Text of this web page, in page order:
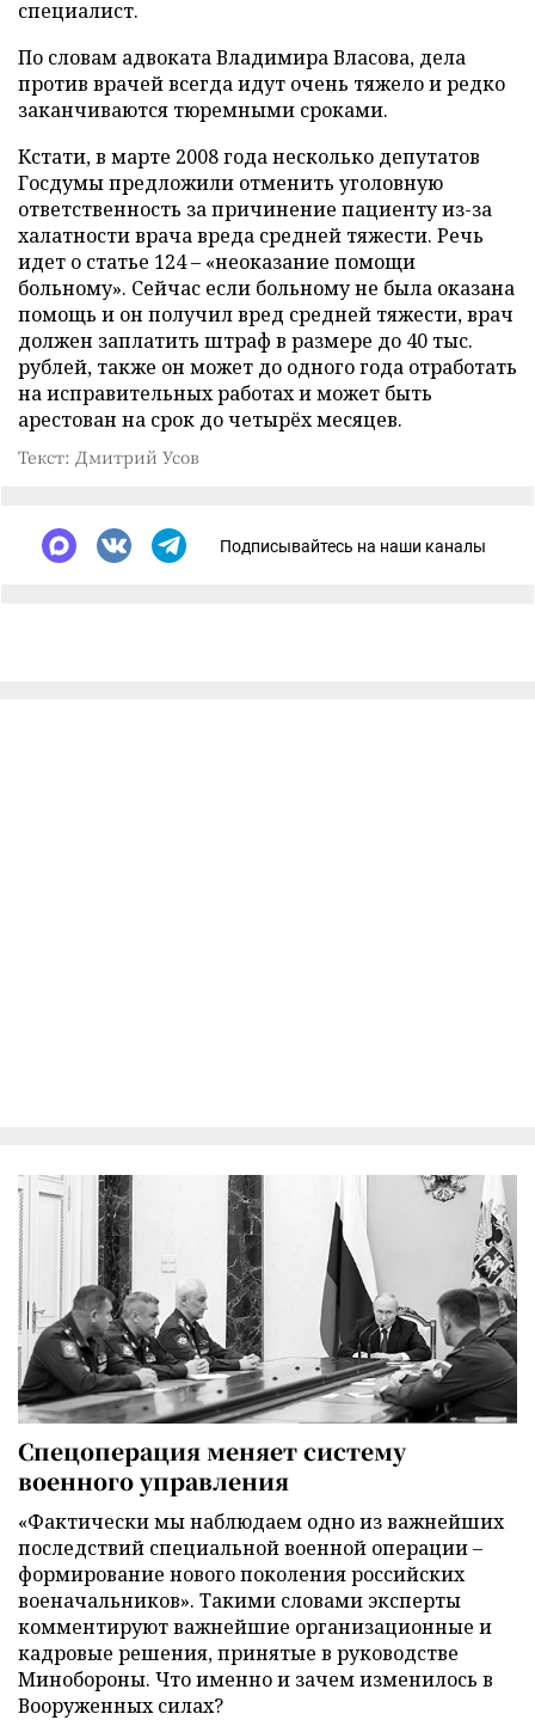
специалист.
По словам адвоката Владимира Власова, дела
против врачей всегда идут очень тяжело и редко
заканчиваются тюремными сроками.
Кстати, в марте 2008 года несколько депутатов
Госдумы предложили отменить уголовную
ответственность за причинение пациенту из-за
халатности врача вреда средней тяжести. Речь
идет о статье 124 – «неоказание помощи
больному». Сейчас если больному не была оказана
помощь и он получил вред средней тяжести, врач
должен заплатить штраф в размере до 40 тыс.
рублей, также он может до одного года отработать
на исправительных работах и может быть
арестован на срок до четырёх месяцев.
Текст: Дмитрий Усов
Подписывайтесь на наши каналы
Спецоперация меняет систему
военного управления
«Фактически мы наблюдаем одно из важнейших
последствий специальной военной операции –
формирование нового поколения российских
военачальников». Такими словами эксперты
комментируют важнейшие организационные и
кадровые решения, принятые в руководстве
Минобороны. Что именно и зачем изменилось в
Вооруженных силах?